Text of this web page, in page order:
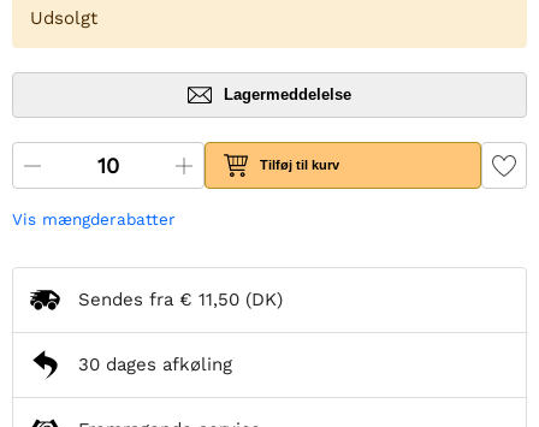
Udsolgt
Lagermeddelelse
Tilføj til kurv
Vis mængderabatter
Sendes fra € 11,50 (DK)
30 dages afkøling